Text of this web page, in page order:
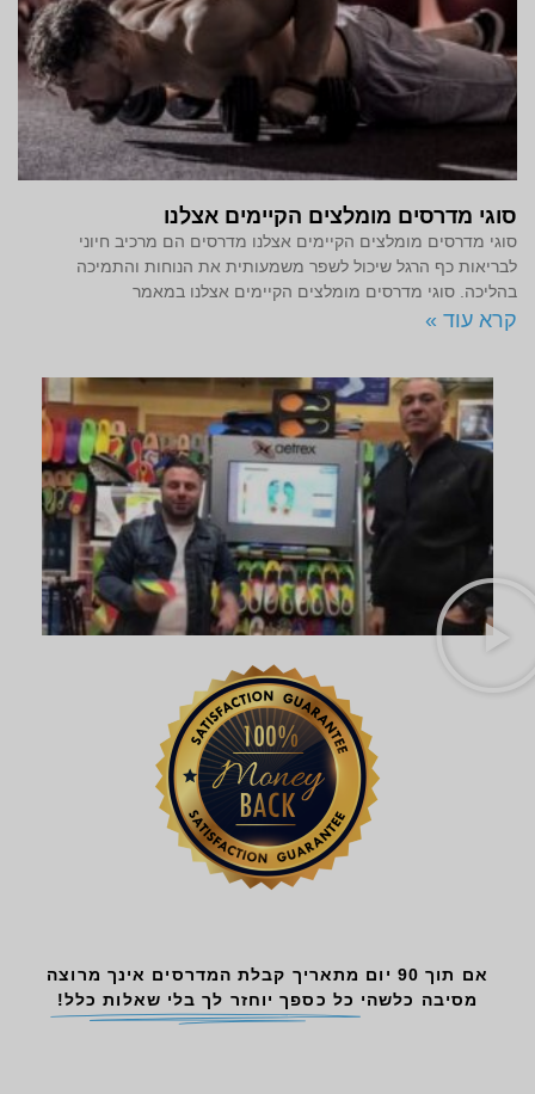
סוגי מדרסים מומלצים הקיימים אצלנו
סוגי מדרסים מומלצים הקיימים אצלנו מדרסים הם מרכיב חיוני
לבריאות כף הרגל שיכול לשפר משמעותית את הנוחות והתמיכה
בהליכה. סוגי מדרסים מומלצים הקיימים אצלנו במאמר
קרא עוד »
אם תוך 90 יום מתאריך קבלת המדרסים אינך מרוצה
מסיבה כלשהי כל כספך יוחזר לך בלי שאלות כלל!